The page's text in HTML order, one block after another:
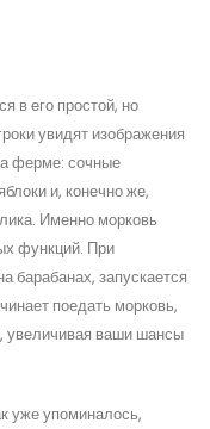
в его простой, но
увидят изображения
ферме: сочные
и, конечно же,
Именно морковь
функций. При
барабанах, запускается
поедать морковь,
увеличивая ваши шансы
уже упоминалось,